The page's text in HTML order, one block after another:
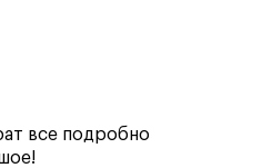
все подробно